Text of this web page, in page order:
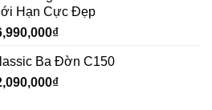
Hạn Cực Đẹp
₫
Ba Đờn C150
₫